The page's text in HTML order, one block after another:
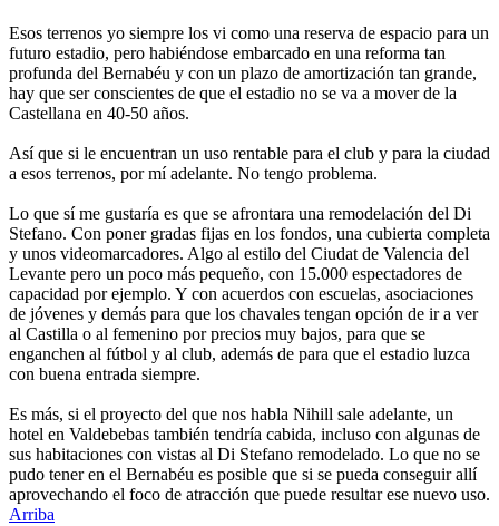
Esos terrenos yo siempre los vi como una reserva de espacio para un
futuro estadio, pero habiéndose embarcado en una reforma tan
profunda del Bernabéu y con un plazo de amortización tan grande,
hay que ser conscientes de que el estadio no se va a mover de la
Castellana en 40-50 años.
Así que si le encuentran un uso rentable para el club y para la ciudad
a esos terrenos, por mí adelante. No tengo problema.
Lo que sí me gustaría es que se afrontara una remodelación del Di
Stefano. Con poner gradas fijas en los fondos, una cubierta completa
y unos videomarcadores. Algo al estilo del Ciudat de Valencia del
Levante pero un poco más pequeño, con 15.000 espectadores de
capacidad por ejemplo. Y con acuerdos con escuelas, asociaciones
de jóvenes y demás para que los chavales tengan opción de ir a ver
al Castilla o al femenino por precios muy bajos, para que se
enganchen al fútbol y al club, además de para que el estadio luzca
con buena entrada siempre.
Es más, si el proyecto del que nos habla Nihill sale adelante, un
hotel en Valdebebas también tendría cabida, incluso con algunas de
sus habitaciones con vistas al Di Stefano remodelado. Lo que no se
pudo tener en el Bernabéu es posible que si se pueda conseguir allí
aprovechando el foco de atracción que puede resultar ese nuevo uso.
Arriba